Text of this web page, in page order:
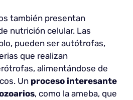
también presentan
nutrición celular. Las
pueden ser autótrofas,
que realizan
alimentándose de
Un proceso interesante
, como la ameba, que